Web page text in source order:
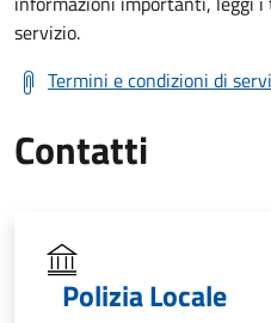
servizio.
Termini e condizioni di
Contatti
Polizia Locale